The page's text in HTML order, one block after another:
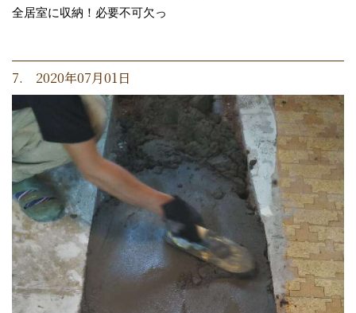
全居室に収納！必要不可欠っ
7. 2020年07月01日